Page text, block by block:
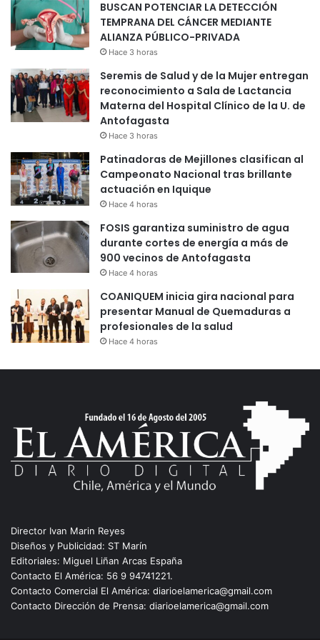
BUSCAN POTENCIAR LA DETECCIÓN
TEMPRANA DEL CÁNCER MEDIANTE
ALIANZA PÚBLICO-PRIVADA
Hace 3 horas
Seremis de Salud y de la Mujer entregan
reconocimiento a Sala de Lactancia
Materna del Hospital Clínico de la U. de
Antofagasta
Hace 3 horas
Patinadoras de Mejillones clasifican al
Campeonato Nacional tras brillante
actuación en Iquique
Hace 4 horas
FOSIS garantiza suministro de agua
durante cortes de energía a más de
900 vecinos de Antofagasta
Hace 4 horas
COANIQUEM inicia gira nacional para
presentar Manual de Quemaduras a
profesionales de la salud
Hace 4 horas
Director Ivan Marin Reyes
Diseños y Publicidad: ST Marín
Editoriales: Miguel Liñan Arcas España
Contacto El América: 56 9 94741221.
Contacto Comercial El América: diarioelamerica@gmail.com
Contacto Dirección de Prensa: diarioelamerica@gmail.com